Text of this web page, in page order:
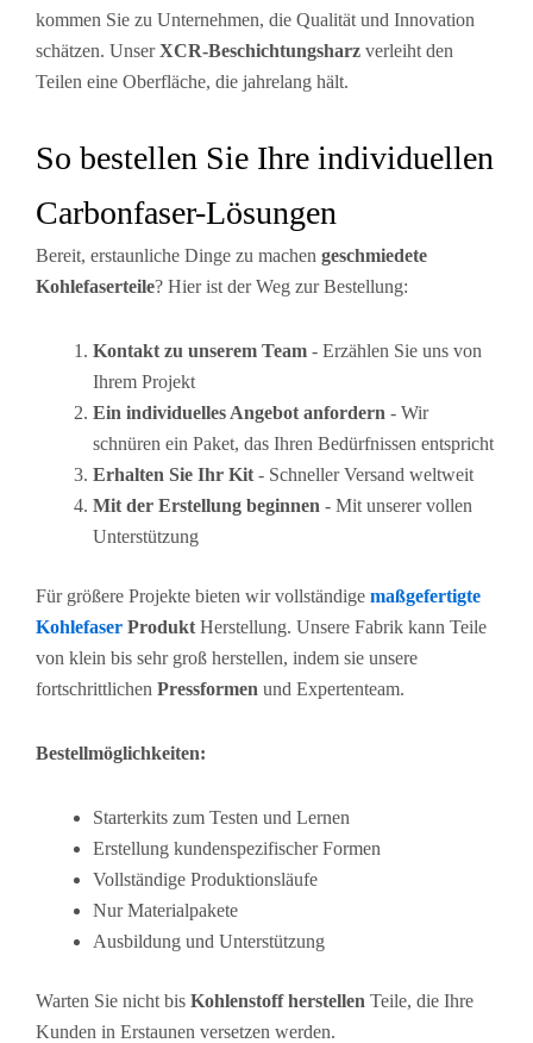
kommen Sie zu Unternehmen, die Qualität und Innovation
schätzen. UnserXCR-Beschichtungsharz verleiht den
Teilen eine Oberfläche, die jahrelang hält.
So bestellen Sie Ihre individuellen
Carbonfaser-Lösungen
Bereit, erstaunliche Dinge zu machen geschmiedete
Kohlefaserteile? Hier ist der Weg zur Bestellung:
Kontakt zu unserem Team - Erzählen Sie uns von
Ihrem Projekt
Ein individuelles Angebot anfordern - Wir
schnüren ein Paket, das Ihren Bedürfnissen entspricht
Erhalten Sie Ihr Kit - Schneller Versand weltweit
Mit der Erstellung beginnen - Mit unserer vollen
Unterstützung
Für größere Projekte bieten wir vollständige maßgefertigte
Kohlefaser Produkt Herstellung. Unsere Fabrik kann Teile
von klein bis sehr groß herstellen, indem sie unsere
fortschrittlichen Pressformen und Expertenteam.
Bestellmöglichkeiten:
Starterkits zum Testen und Lernen
Erstellung kundenspezifischer Formen
Vollständige Produktionsläufe
Nur Materialpakete
Ausbildung und Unterstützung
Warten Sie nicht bis Kohlenstoff herstellen Teile, die Ihre
Kunden in Erstaunen versetzen werden.